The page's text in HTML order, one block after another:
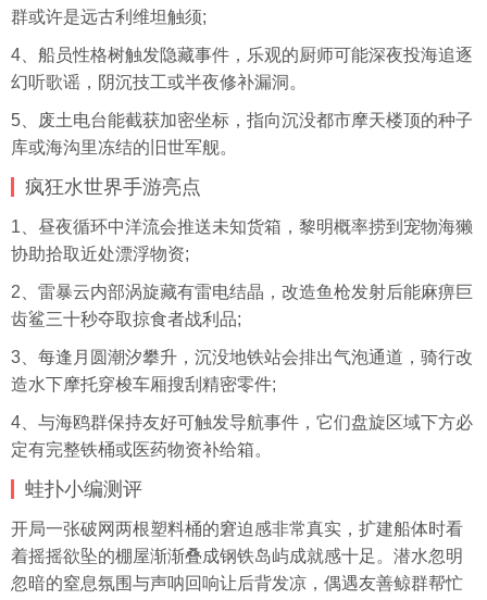
群或许是远古利维坦触须;
4、船员性格树触发隐藏事件，乐观的厨师可能深夜投海追逐
幻听歌谣，阴沉技工或半夜修补漏洞。
5、废土电台能截获加密坐标，指向沉没都市摩天楼顶的种子
库或海沟里冻结的旧世军舰。
疯狂水世界手游亮点
1、昼夜循环中洋流会推送未知货箱，黎明概率捞到宠物海獭
协助拾取近处漂浮物资;
2、雷暴云内部涡旋藏有雷电结晶，改造鱼枪发射后能麻痹巨
齿鲨三十秒夺取掠食者战利品;
3、每逢月圆潮汐攀升，沉没地铁站会排出气泡通道，骑行改
造水下摩托穿梭车厢搜刮精密零件;
4、与海鸥群保持友好可触发导航事件，它们盘旋区域下方必
定有完整铁桶或医药物资补给箱。
蛙扑小编测评
开局一张破网两根塑料桶的窘迫感非常真实，扩建船体时看
着摇摇欲坠的棚屋渐渐叠成钢铁岛屿成就感十足。潜水忽明
忽暗的窒息氛围与声呐回响让后背发凉，偶遇友善鲸群帮忙